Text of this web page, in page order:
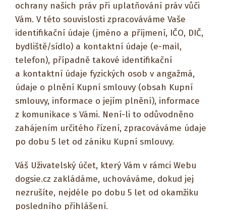
ochrany našich práv při uplatňování práv vůči
Vám. V této souvislosti zpracováváme Vaše
identifikační údaje (jméno a příjmení, IČO, DIČ,
bydliště/sídlo) a kontaktní údaje (e-mail,
telefon), případně takové identifikační
a kontaktní údaje fyzických osob v angažmá,
údaje o plnění Kupní smlouvy (obsah Kupní
smlouvy, informace o jejím plnění), informace
z komunikace s Vámi. Není-li to odůvodněno
zahájením určitého řízení, zpracováváme údaje
po dobu 5 let od zániku Kupní smlouvy.
Váš Uživatelský účet, který Vám v rámci Webu
dogsie.cz zakládáme, uchováváme, dokud jej
nezrušíte, nejdéle po dobu 5 let od okamžiku
posledního přihlášení.